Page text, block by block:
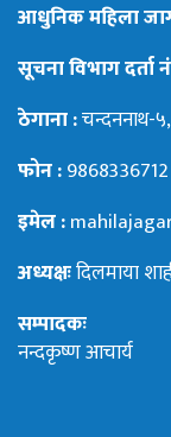
आधुनिक महिला
सूचना विभाग दर्ता
ठेगाना :चन्दननाथ-
फोन :9868336712
इमेल :
अध्यक्षःदिलमाया
सम्पादकः
नन्दकृष्ण आचार्य